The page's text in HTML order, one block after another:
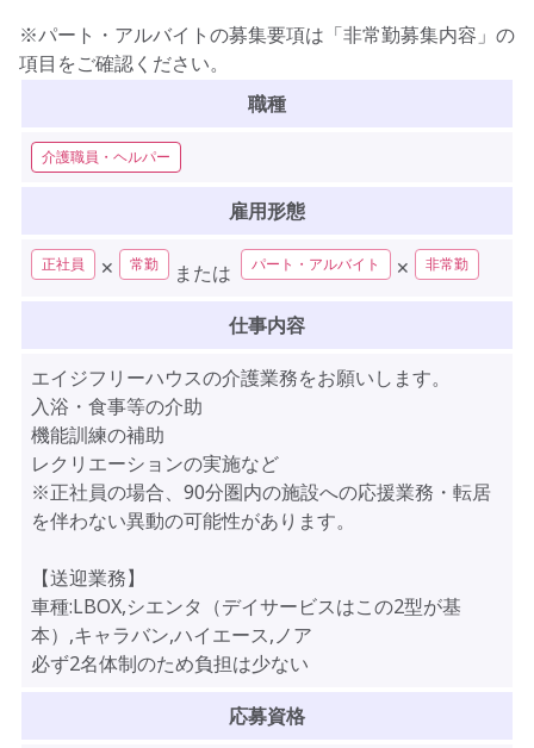
※パート・アルバイトの募集要項は「非常勤募集内容」の
項目をご確認ください。
職種
介護職員・ヘルパー
雇用形態
正社員 ✕ 常勤 または パート・アルバイト ✕ 非常勤
仕事内容
エイジフリーハウスの介護業務をお願いします。
入浴・食事等の介助
機能訓練の補助
レクリエーションの実施など
※正社員の場合、90分圏内の施設への応援業務・転居
を伴わない異動の可能性があります。
【送迎業務】
車種:LBOX,シエンタ（デイサービスはこの2型が基
本）,キャラバン,ハイエース,ノア
必ず2名体制のため負担は少ない
応募資格